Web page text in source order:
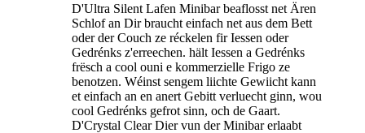
D'Ultra Silent Lafen Minibar beaflosst net Ären
Schlof an Dir braucht einfach net aus dem Bett
oder der Couch ze réckelen fir Iessen oder
Gedrénks z'erreechen. hält Iessen a Gedrénks
frësch a cool ouni e kommerzielle Frigo ze
benotzen. Wéinst sengem liichte Gewiicht kann
et einfach an en anert Gebitt verluecht ginn, wou
cool Gedrénks gefrot sinn, och de Gaart.
D'Crystal Clear Dier vun der Minibar erlaabt